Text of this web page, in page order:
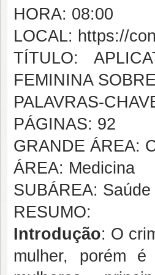
HORA: 08:00
LOCAL: https://
TÍTULO:
FEMININA
PALAVRAS-
PÁGINAS: 92
GRANDE ÁREA:
ÁREA: Medicina
SUBÁREA: Saúde
RESUMO:
Introdução: O
mulher, porém